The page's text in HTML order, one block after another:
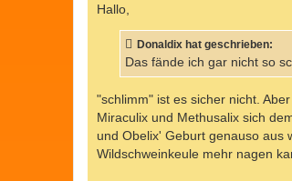
r
a
Hallo,
Donaldix hat geschrieben:
Das fände ich gar nicht so
"schlimm" ist es sicher nicht.
Miraculix und Methusalix sich
und Obelix' Geburt genauso aus
Wildschweinkeule mehr nagen